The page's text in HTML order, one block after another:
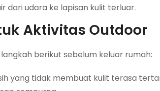
dari udara ke lapisan kulit terluar.
Aktivitas Outdoor
berikut sebelum keluar rumah:
yang tidak membuat kulit terasa